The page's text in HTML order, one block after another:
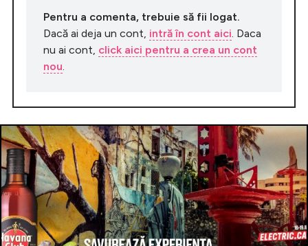
Pentru a comenta, trebuie să fii logat.
Dacă ai deja un cont, intră în cont aici. Daca
nu ai cont, click aici pentru a crea un cont
nou.